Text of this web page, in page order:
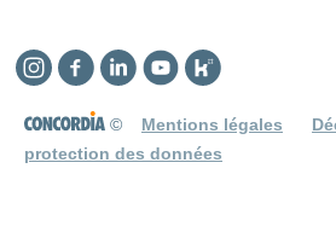
© Mentions légales
protection des données
Instagram
Facebook
LinkedinYouTube
Kununu